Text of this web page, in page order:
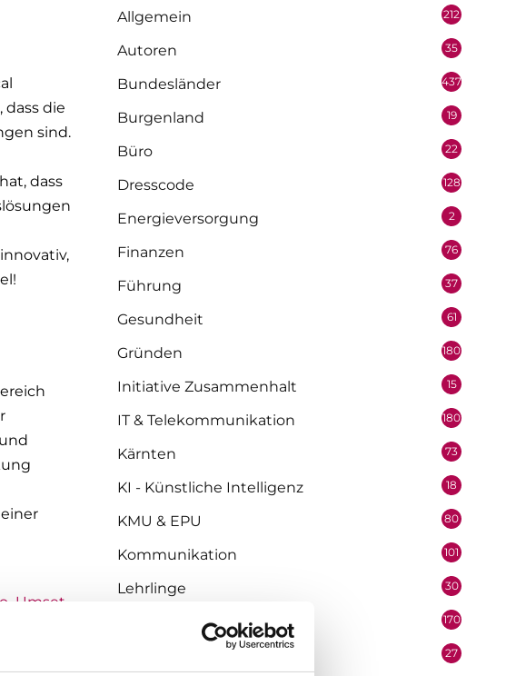
die
sind.
dass
Allgemein 212
Autoren 35
Bundesländer 437
Burgenland 19
Büro 22
Dresscode 128
Energieversorgung 2
Finanzen 76
Führung 37
Gesundheit 61
Gründen 180
Initiative Zusammenhalt 15
IT & Telekommunikation 180
Kärnten 73
KI - Künstliche Intelligenz 18
KMU & EPU 80
Kommunikation 101
Lehrlinge 30
170
27